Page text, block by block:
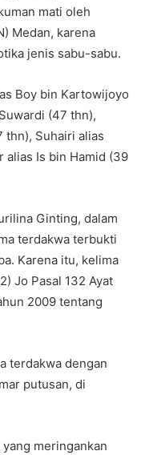
mati oleh
Medan, karena
jenis sabu-sabu.
Boy bin Kartowijoyo
(47 thn),
thn), Suhairi alias
alias Is bin Hamid (39
Ginting, dalam
terdakwa terbukti
Karena itu, kelima
Jo Pasal 132 Ayat
2009 tentang
terdakwa dengan
putusan, di
meringankan